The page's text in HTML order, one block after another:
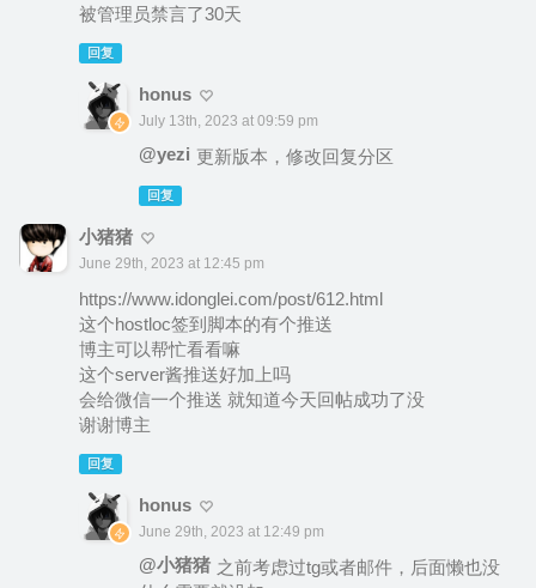
被管理员禁言了30天
回复
honus
July 13th, 2023 at 09:59 pm
@yezi 更新版本，修改回复分区
回复
小猪猪
June 29th, 2023 at 12:45 pm
https://www.idonglei.com/post/612.html
这个hostloc签到脚本的有个推送
博主可以帮忙看看嘛
这个server酱推送好加上吗
会给微信一个推送 就知道今天回帖成功了没
谢谢博主
回复
honus
June 29th, 2023 at 12:49 pm
@小猪猪 之前考虑过tg或者邮件，后面懒也没